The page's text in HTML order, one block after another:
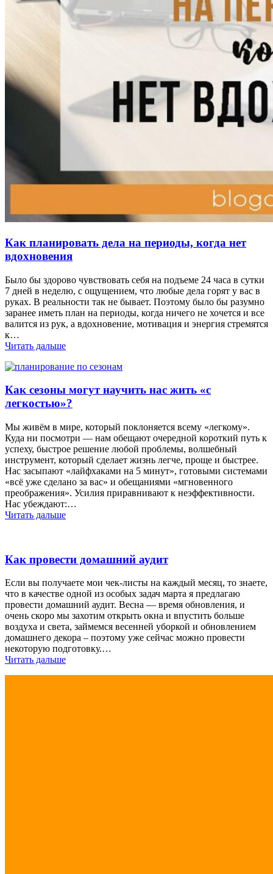
Как планировать дела на периоды, когда нет
вдохновения
Было бы здорово чувствовать себя на подъеме 24 часа в сутки
7 дней в неделю, с ощущением, что любые дела горят у вас в
руках. В реальности так не бывает. Поэтому было бы разумно
заранее иметь план на периоды, когда ничего не хочется и все
валится из рук, а вдохновение, мотивация и энергия стремятся
к…
Читать дальше
Как сезоны могут научить нас жить «с
легкостью»?
Мы живём в мире, который поклоняется всему «легкому».
Куда ни посмотри — нам обещают очередной короткий путь к
успеху, быстрое решение любой проблемы, волшебный
инструмент, который сделает жизнь легче, проще и быстрее.
Нас засыпают «лайфхаками на 5 минут», готовыми системами
«всё уже сделано за вас» и обещаниями «мгновенного
преображения». Усилия приравнивают к неэффективности.
Нас убеждают:…
Читать дальше
Как провести домашний аудит
Если вы получаете мои чек-листы на каждый месяц, то знаете,
что в качестве одной из особых задач марта я предлагаю
провести домашний аудит. Весна — время обновления, и
очень скоро мы захотим открыть окна и впустить больше
воздуха и света, займемся весенней уборкой и обновлением
домашнего декора – поэтому уже сейчас можно провести
некоторую подготовку.…
Читать дальше